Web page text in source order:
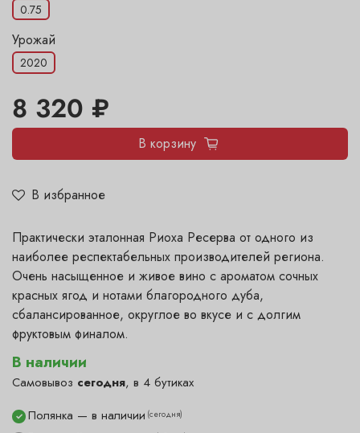
В избранное
0.75
Урожай
2020
8 320 ₽
В корзину
В наличии
Самовывоз сегодня, в 4 бутиках
✓ Полянка — в наличии (сегодня)
Практически эталонная Риоха Ресерва от одного из
наиболее респектабельных производителей региона.
Очень насыщенное и живое вино с ароматом сочных
красных ягод и нотами благородного дуба,
сбалансированное, округлое во вкусе и с долгим
фруктовым финалом.